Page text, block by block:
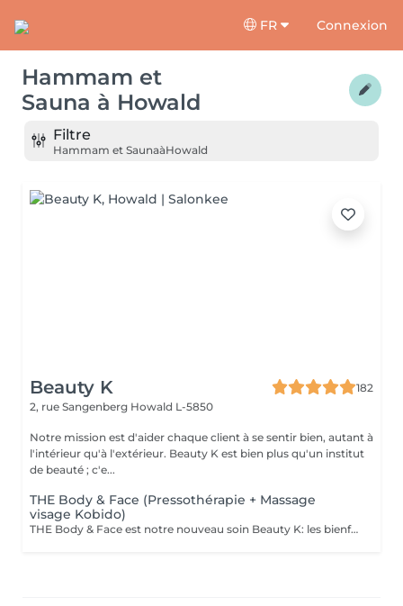
FR Connexion
Hammam et
Sauna à Howald
Filtre
Hammam et SaunaàHowald
Beauty K
182
2, rue Sangenberg Howald L-5850
Notre mission est d'aider chaque client à se sentir bien, autant à
l'intérieur qu'à l'extérieur. Beauty K est bien plus qu'un institut
de beauté ; c'e...
THE Body & Face (Pressothérapie + Massage
visage Kobido)
THE Body & Face est notre nouveau soin Beauty K: les bienfaits de la Pressothérapie associé au massage japonais ancestrale: Le Soin Kobido Le soin Body & Face combine une session de Pressothérapie avec un Soin Kobido complet pour un traitement revitalisant et rajeunissant de la peau du visage et du corps. Ce soin d'une durée de 1 heure et 15 minutes est idéal pour ceux qui cherchent à détendre leur corps tout en bénéficiant d'un soin facial approfondi. Déroulement du Soin : 1. Pressothérapie (45minutes) : Commencez par une session relaxante de pressothérapie, qui aide à détendre les muscles, éliminer les toxines, activer le système lymphatique et la circulation sanguine. 2. Soin Kobido Nettoyage et Gommage : Un nettoyage profond suivi d'un gommage pour éliminer les cellules mortes et purifier la peau. Massage Kobido : Un massage facial traditionnel japonais qui stimule la circulation sanguine et lymphatique, tonifie les muscles faciaux, et offre un effet liftant naturel. Masque : Application d'un masque adapté à votre type de peau pour nourrir, hydrater et revitaliser. Bienfaits du Soin Body & Face : Relaxation Profonde : La pressothérapie détend le corps et apaise l'esprit, réduisant ainsi le stress et la fatigue. Effet Anti-Âge et Raffermissant : Le massage Kobido aide à réduire les signes de vieillissement, à raffermir la peau et à améliorer son élasticité. Ce soin est une excellente manière de combiner les bienfaits de la pressothérapie avec les techniques de soin facial avancées pour une expérience de beauté et de bien-être complète.